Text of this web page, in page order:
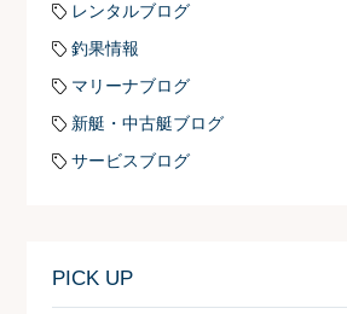
レンタルブログ
釣果情報
マリーナブログ
新艇・中古艇ブログ
サービスブログ
PICK UP